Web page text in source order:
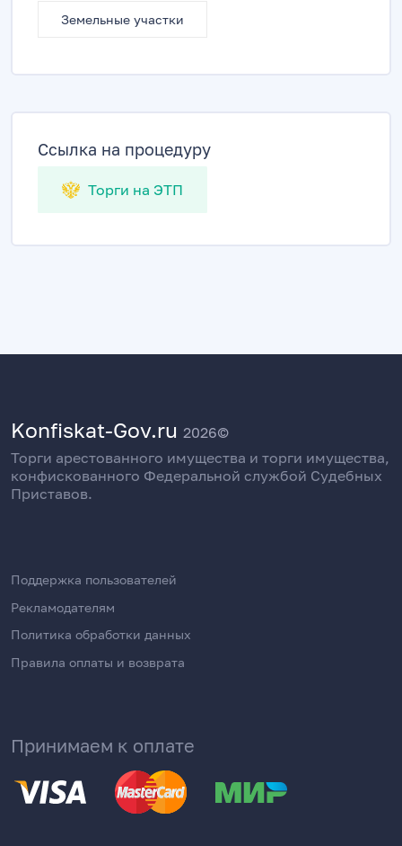
Земельные участки
Ссылка на процедуру
Торги на ЭТП
Konfiskat-Gov.ru 2026©
Торги арестованного имущества и торги имущества,
конфискованного Федеральной службой Судебных
Приставов.
Поддержка пользователей
Рекламодателям
Политика обработки данных
Правила оплаты и возврата
Принимаем к оплате